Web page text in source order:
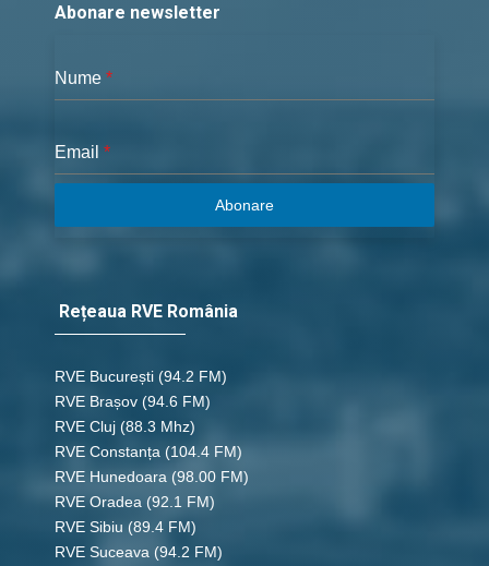
Abonare newsletter
Nume *
Email *
Abonare
Rețeaua RVE România
RVE București (94.2 FM)
RVE Brașov (94.6 FM)
RVE Cluj (88.3 Mhz)
RVE Constanța (104.4 FM)
RVE Hunedoara (98.00 FM)
RVE Oradea (92.1 FM)
RVE Sibiu (89.4 FM)
RVE Suceava (94.2 FM)